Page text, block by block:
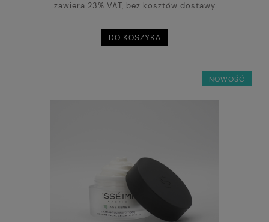
zawiera 23% VAT, bez kosztów dostawy
DO KOSZYKA
NOWOŚĆ